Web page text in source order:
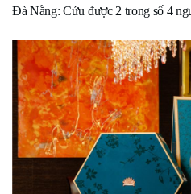
Đà Nẵng: Cứu được 2 trong số 4